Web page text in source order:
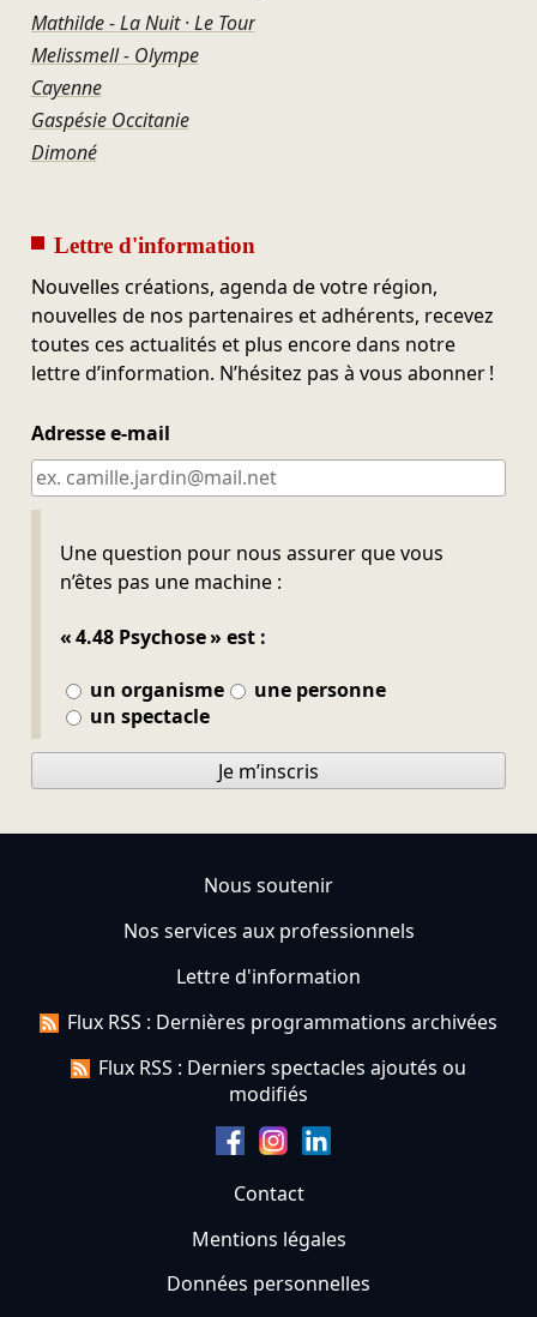
Mathilde - La Nuit · Le Tour
Melissmell - Olympe
Cayenne
Gaspésie Occitanie
Dimoné
Lettre d'information
Nouvelles créations, agenda de votre région,
nouvelles de nos partenaires et adhérents, recevez
toutes ces actualités et plus encore dans notre
lettre d’information. N’hésitez pas à vous abonner !
Adresse e-mail
Une question pour nous assurer que vous
n’êtes pas une machine :
« 4.48 Psychose » est :
un organisme
une personne
un spectacle
Ne pas remplir
Je m’inscris
Nous soutenir
Nos services aux professionnels
Lettre d'information
Flux RSS : Dernières programmations archivées
Flux RSS : Derniers spectacles ajoutés ou
modifiés
Contact
Mentions légales
Données personnelles